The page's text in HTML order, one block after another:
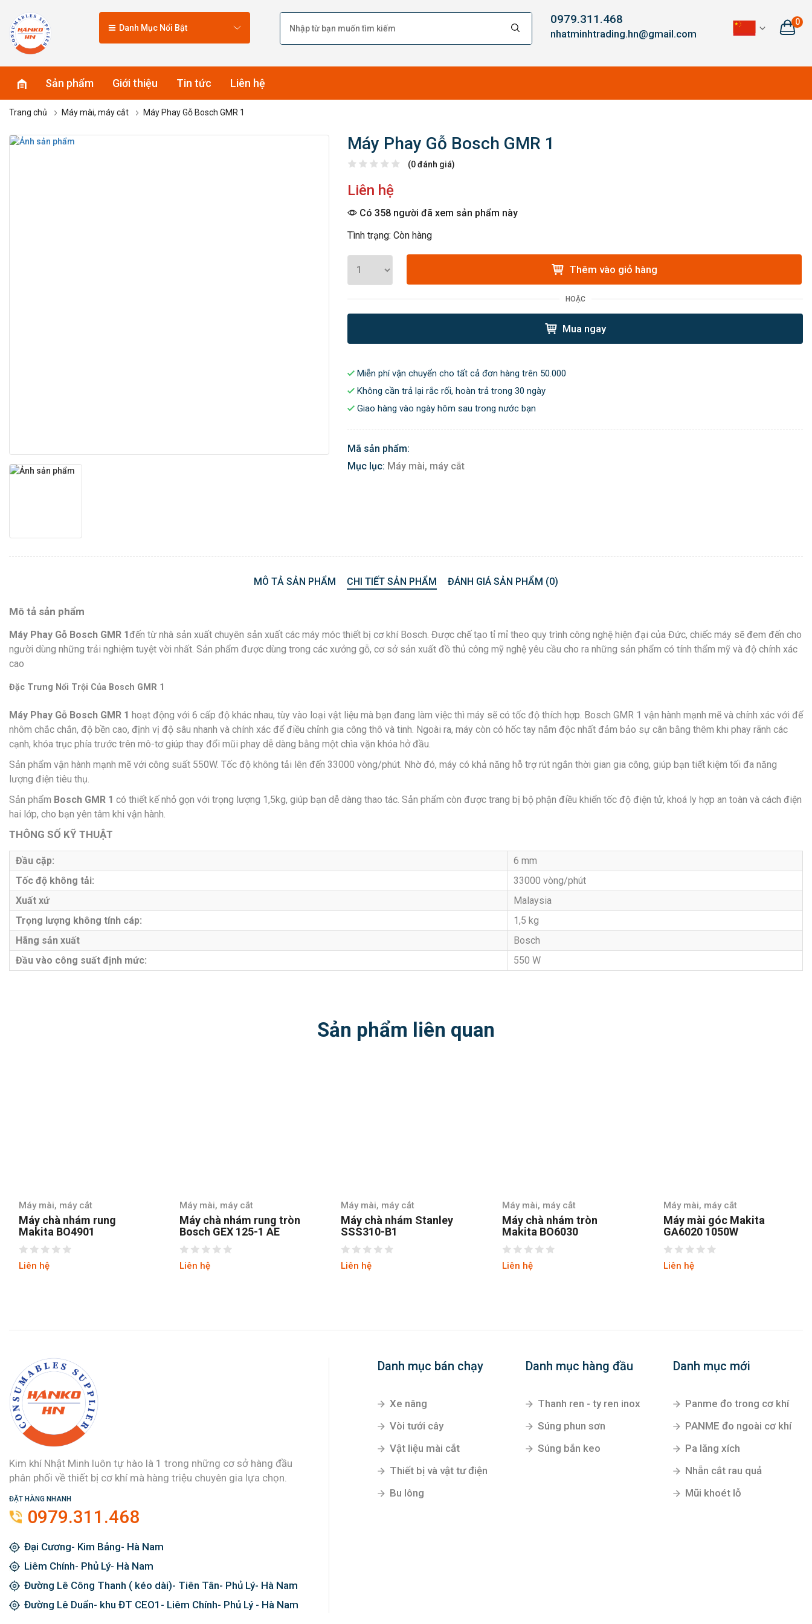
Danh Mục Nổi Bật
0979.311.468
nhatminhtrading.hn@gmail.com
0
Sản phẩm Giới thiệu Tin tức Liên hệ
Trang chủ Máy mài, máy cắt Máy Phay Gỗ Bosch GMR 1
Máy Phay Gỗ Bosch GMR 1
(0 đánh giá)
Liên hệ
Có 358 người đã xem sản phẩm này
Tình trạng: Còn hàng
Thêm vào giỏ hàng
HOẶC
Mua ngay
Miễn phí vận chuyển cho tất cả đơn hàng trên 50.000
Không cần trả lại rắc rối, hoàn trả trong 30 ngày
Giao hàng vào ngày hôm sau trong nước bạn
Mã sản phẩm:
Mục lục: Máy mài, máy cắt
MÔ TẢ SẢN PHẨM CHI TIẾT SẢN PHẨM ĐÁNH GIÁ SẢN PHẨM (0)
Mô tả sản phẩm
Máy Phay Gỗ Bosch GMR 1đến từ nhà sản xuất chuyên sản xuất các máy móc thiết bị cơ khí Bosch. Được chế tạo tỉ mỉ theo quy trình công nghệ hiện đại của Đức, chiếc máy sẽ đem đến cho
người dùng những trải nghiệm tuyệt vời nhất. Sản phẩm được dùng trong các xưởng gỗ, cơ sở sản xuất đồ thủ công mỹ nghệ yêu cầu cho ra những sản phẩm có tính thẩm mỹ và độ chính xác
cao
Đặc Trưng Nổi Trội Của Bosch GMR 1
Máy Phay Gỗ Bosch GMR 1 hoạt động với 6 cấp độ khác nhau, tùy vào loại vật liệu mà bạn đang làm việc thì máy sẽ có tốc độ thích hợp. Bosch GMR 1 vận hành mạnh mẽ và chính xác với đế
nhôm chắc chắn, độ bền cao, định vị độ sâu nhanh và chính xác để điều chỉnh gia công thô và tinh. Ngoài ra, máy còn có hốc tay nắm độc nhất đảm bảo sự cân bằng thêm khi phay rãnh các
cạnh, khóa trục phía trước trên mô-tơ giúp thay đổi mũi phay dễ dàng bằng một chìa vặn khóa hở đầu.
Sản phẩm vận hành mạnh mẽ với công suất 550W. Tốc độ không tải lên đến 33000 vòng/phút. Nhờ đó, máy có khả năng hỗ trợ rút ngắn thời gian gia công, giúp bạn tiết kiệm tối đa năng
lượng điện tiêu thụ.
Sản phẩm Bosch GMR 1 có thiết kế nhỏ gọn với trọng lượng 1,5kg, giúp bạn dễ dàng thao tác. Sản phẩm còn được trang bị bộ phận điều khiển tốc độ điện tử, khoá ly hợp an toàn và cách điện
hai lớp, cho bạn yên tâm khi vận hành.
THÔNG SỐ KỸ THUẬT
Đầu cặp:
6 mm
Tốc độ không tải:
33000 vòng/phút
Xuất xứ
Malaysia
Trọng lượng không tính cáp:
1,5 kg
Hãng sản xuất
Bosch
Đầu vào công suất định mức:
550 W
Sản phẩm liên quan
Máy mài, máy cắt
Máy chà nhám rung
Makita BO4901
Liên hệ
Máy mài, máy cắt
Máy chà nhám rung tròn
Bosch GEX 125-1 AE
Liên hệ
Máy mài, máy cắt
Máy chà nhám Stanley
SSS310-B1
Liên hệ
Máy mài, máy cắt
Máy chà nhám tròn
Makita BO6030
Liên hệ
Máy mài, máy cắt
Máy mài góc Makita
GA6020 1050W
Liên hệ
Kim khí Nhật Minh luôn tự hào là 1 trong những cơ sở hàng đầu
phân phối về thiết bị cơ khí mà hàng triệu chuyên gia lựa chọn.
ĐẶT HÀNG NHANH
0979.311.468
Đại Cương- Kim Bảng- Hà Nam
Liêm Chính- Phủ Lý- Hà Nam
Đường Lê Công Thanh ( kéo dài)- Tiên Tân- Phủ Lý- Hà Nam
Đường Lê Duẩn- khu ĐT CEO1- Liêm Chính- Phủ Lý - Hà Nam
Danh mục bán chạy
Xe nâng
Vòi tưới cây
Vật liệu mài cắt
Thiết bị và vật tư điện
Bu lông
Danh mục hàng đầu
Thanh ren - ty ren inox
Súng phun sơn
Súng bắn keo
Danh mục mới
Panme đo trong cơ khí
PANME đo ngoài cơ khí
Pa lăng xích
Nhẵn cắt rau quả
Mũi khoét lỗ